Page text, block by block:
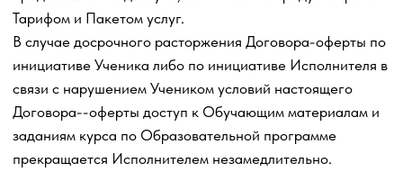
По тексту Договора-оферты под очными занятиями
будут пониматься в том числе занятия, проводимые
Исполнителем в дистанционном формате с
применением специализированного программного
обеспечения с использованием информационно-
телекоммуникационной сети Интернет (далее –
Очные занятия »).
График проведения Очных занятий утверждается
Исполнителем и доводится до сведения Заказчика
(Слушателя) не позднее, чем за 1 (один) день до даты